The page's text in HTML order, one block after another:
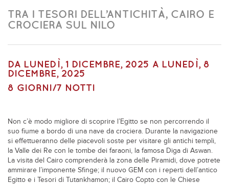
TRA I TESORI DELL’ANTICHITÀ, CAIRO E
CROCIERA SUL NILO
DA LUNEDÌ, 1 DICEMBRE, 2025 A LUNEDÌ, 8
DICEMBRE, 2025
8 GIORNI/7 NOTTI
Non c’è modo migliore di scoprire l’Egitto se non percorrendo il
suo fiume a bordo di una nave da crociera. Durante la navigazione
si effettueranno delle piacevoli soste per visitare gli antichi templi,
la Valle dei Re con le tombe dei faraoni, la famosa Diga di Aswan.
La visita del Cairo comprenderà la zona delle Piramidi, dove potrete
ammirare l’imponente Sfinge; il nuovo GEM con i reperti dell’antico
Egitto e i Tesori di Tutankhamon; il Cairo Copto con le Chiese